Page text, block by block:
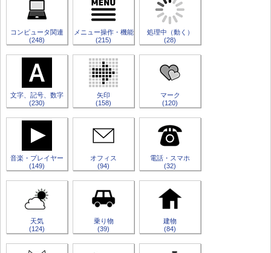
コンピュータ関連
(248)
メニュー操作・機能
(215)
処理中（動く）
(28)
文字、記号、数字
(230)
矢印
(158)
マーク
(120)
音楽・プレイヤー
(149)
オフィス
(94)
電話・スマホ
(32)
天気
(124)
乗り物
(39)
建物
(84)